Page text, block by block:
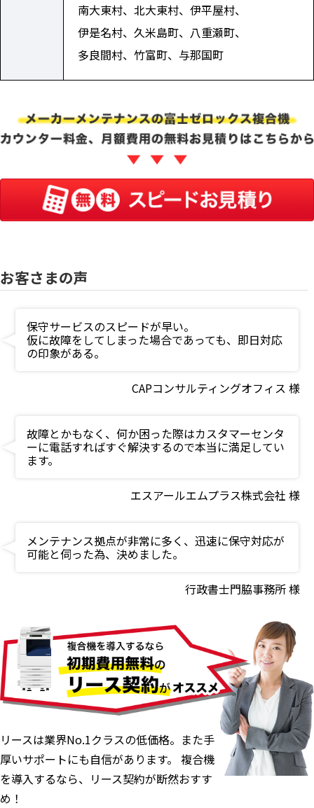
南大東村、北大東村、伊平屋村、
伊是名村、久米島町、八重瀬町、
多良間村、竹富町、与那国町
お客さまの声
保守サービスのスピードが早い。
仮に故障をしてしまった場合であっても、即日対応
の印象がある。
CAPコンサルティングオフィス 様
故障とかもなく、何か困った際はカスタマーセンタ
ーに電話すればすぐ解決するので本当に満足してい
ます。
エスアールエムプラス株式会社 様
メンテナンス拠点が非常に多く、迅速に保守対応が
可能と伺った為、決めました。
行政書士門脇事務所 様
リースは業界No.1クラスの低価格。また手
厚いサポートにも自信があります。 複合機
を導入するなら、リース契約が断然おすす
め！